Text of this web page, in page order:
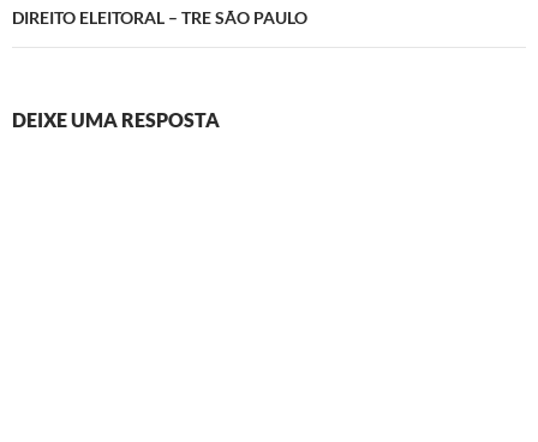
DIREITO ELEITORAL – TRE SÃO PAULO
DEIXE UMA RESPOSTA